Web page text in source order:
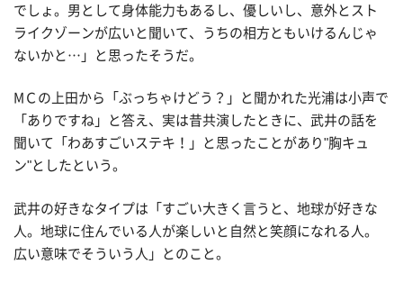
でしょ。男として身体能力もあるし、優しいし、意外とスト
ライクゾーンが広いと聞いて、うちの相方ともいけるんじゃ
ないかと…」と思ったそうだ。
МＣの上田から「ぶっちゃけどう？」と聞かれた光浦は小声で
「ありですね」と答え、実は昔共演したときに、武井の話を
聞いて「わあすごいステキ！」と思ったことがあり"胸キュ
ン"としたという。
武井の好きなタイプは「すごい大きく言うと、地球が好きな
人。地球に住んでいる人が楽しいと自然と笑顔になれる人。
広い意味でそういう人」とのこと。